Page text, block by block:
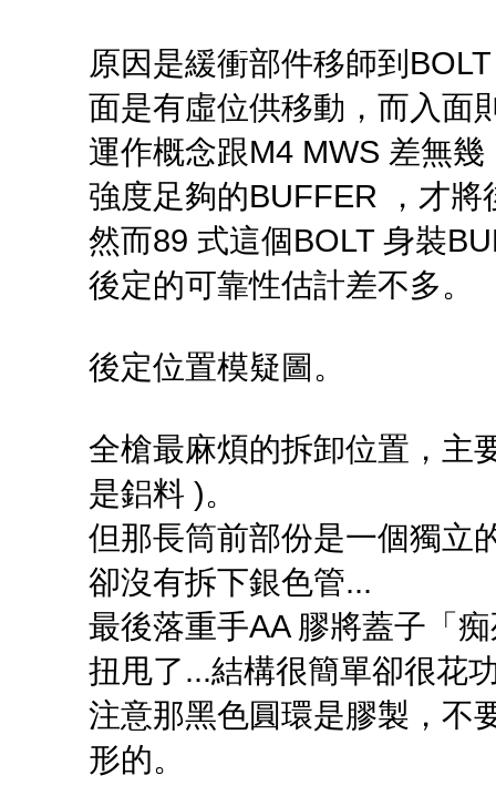
原因是緩衝部件移師到
面是有虛位供移動，而入面
運作概念跟M4 MWS 差無
強度足夠的BUFFER ，才
然而89 式這個BOLT 身裝
後定的可靠性估計差不多。
後定位置模疑圖。
全槍最麻煩的拆卸位置，主
是鋁料 )。
但那長筒前部份是一個獨立
卻沒有拆下銀色管...
最後落重手AA 膠將蓋子「
扭甩了...結構很簡單卻很花
注意那黑色圓環是膠製，不
形的。